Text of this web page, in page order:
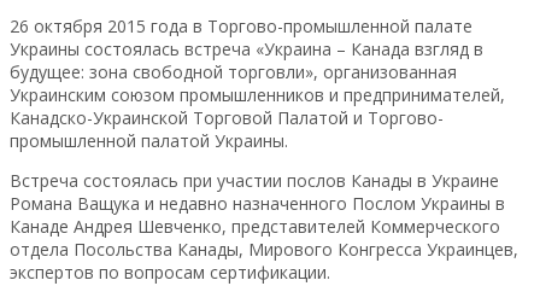
26 октября 2015 года в Торгово-промышленной палате
Украины состоялась встреча «Украина – Канада взгляд в
будущее: зона свободной торговли», организованная
Украинским союзом промышленников и предпринимателей,
Канадско-Украинской Торговой Палатой и Торгово-
промышленной палатой Украины.
Встреча состоялась при участии послов Канады в Украине
Романа Ващука и недавно назначенного Послом Украины в
Канаде Андрея Шевченко, представителей Коммерческого
отдела Посольства Канады, Мирового Конгресса Украинцев,
экспертов по вопросам сертификации.